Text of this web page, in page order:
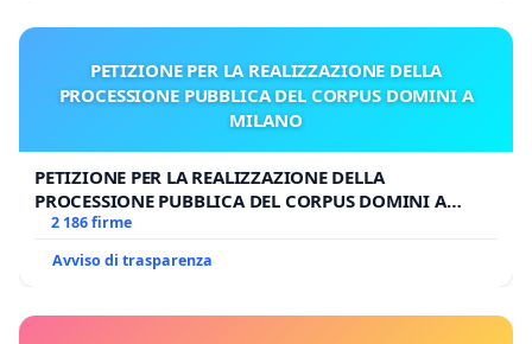
PETIZIONE PER LA REALIZZAZIONE DELLA
PROCESSIONE PUBBLICA DEL CORPUS DOMINI A
MILANO
PETIZIONE PER LA REALIZZAZIONE DELLA
PROCESSIONE PUBBLICA DEL CORPUS DOMINI A
MILANO
2 186 firme
Avviso di trasparenza